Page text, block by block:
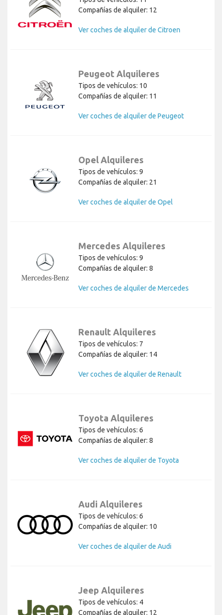
Compañías de alquiler: 12
Ver coches de alquiler de Citroen
Peugeot Alquileres
Tipos de vehículos: 10
Compañías de alquiler: 11
Ver coches de alquiler de Peugeot
Opel Alquileres
Tipos de vehículos: 9
Compañías de alquiler: 21
Ver coches de alquiler de Opel
Mercedes Alquileres
Tipos de vehículos: 9
Compañías de alquiler: 8
Ver coches de alquiler de Mercedes
Renault Alquileres
Tipos de vehículos: 7
Compañías de alquiler: 14
Ver coches de alquiler de Renault
Toyota Alquileres
Tipos de vehículos: 6
Compañías de alquiler: 8
Ver coches de alquiler de Toyota
Audi Alquileres
Tipos de vehículos: 6
Compañías de alquiler: 10
Ver coches de alquiler de Audi
Jeep Alquileres
Tipos de vehículos: 4
Compañías de alquiler: 12